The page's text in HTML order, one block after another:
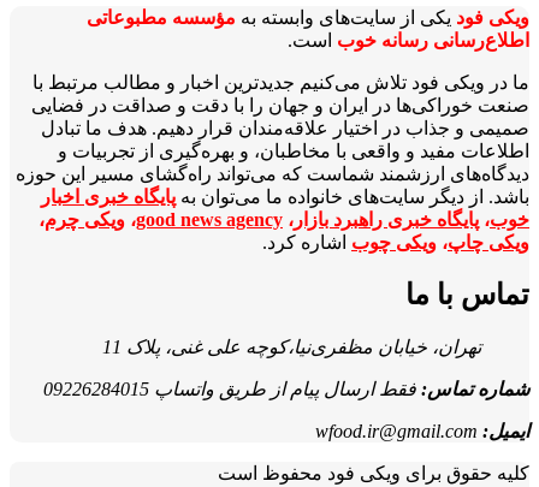
ویکی‌ فود یکی از سایت‌های وابسته به مؤسسه مطبوعاتی
اطلاع‌رسانی رسانه خوب است.
ما در ویکی‌ فود تلاش می‌کنیم جدیدترین اخبار و مطالب مرتبط با
صنعت خوراکی‌ها در ایران و جهان را با دقت و صداقت در فضایی
صمیمی و جذاب در اختیار علاقه‌مندان قرار دهیم. هدف ما تبادل
اطلاعات مفید و واقعی با مخاطبان، و بهره‌گیری از تجربیات و
دیدگاه‌های ارزشمند شماست که می‌تواند راه‌گشای مسیر این حوزه
باشد. از دیگر سایت‌های خانواده ما می‌توان به پایگاه خبری اخبار
خوب، پایگاه خبری راهبرد بازار ، good news agency، ویکی چرم،
ویکی چاپ، ویکی چوب اشاره کرد.
تماس با ما
تهران، خیابان مظفری‌نیا،کوچه علی غنی، پلاک 11
شماره تماس: فقط ارسال پیام از طریق واتساپ 09226284015
ایمیل: wfood.ir@gmail.com
کلیه حقوق برای ویکی فود محفوظ است